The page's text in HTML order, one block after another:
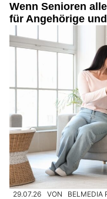
Wenn Senioren
für Angehörige
29.07.26 VON BELMEDIA